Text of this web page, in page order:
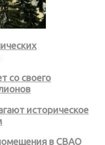
со своего
историческое
в СВАО